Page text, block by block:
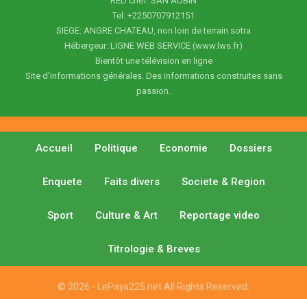
Tel: +2250707912151
SIEGE: ANGRE CHATEAU, non loin de terrain sotra
Hébergeur: LIGNE WEB SERVICE (www.lws.fr)
Bientôt une télévision en ligne
Site d'informations générales. Des informations construites sans
passion.
Accueil Politique Economie Dossiers
Enquete Faits divers Societe & Region
Sport Culture & Art Reportage video
Titrologie & Breves
© 2026 - LePays225.net All Rights Reserved.